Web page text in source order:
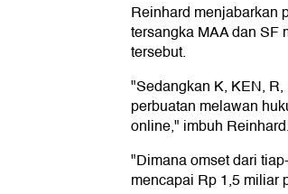
Reinhard menjabarkan
tersangka MAA dan SF
tersebut.
"Sedangkan K, KEN,
perbuatan melawan
online," imbuh Reinhard.
"Dimana omset dari
mencapai Rp 1,5 miliar